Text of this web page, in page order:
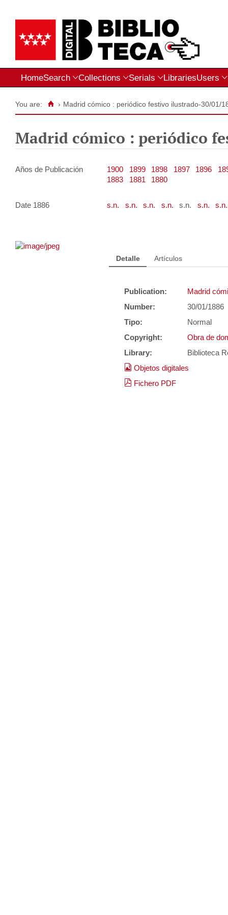
HomeSearch Collections Serials LibrariesUsers
You are: › Madrid cómico : periódico festivo ilustrado-30/01/
Madrid cómico : periódico
Años de Publicación 1900 1899 1898 1897 1896
1883
1881 1880
Date 1886 s.n. s.n. s.n. s.n. s.n. s.n.
Detalle Artículos
Publication:
Madrid
Number:
30/01/1886
Tipo:
Normal
Copyright:
Obra de
Library:
Biblioteca
Objetos digitales
Fichero PDF